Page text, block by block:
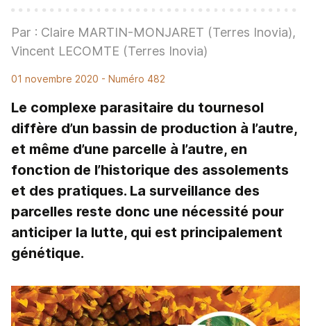
Par : Claire MARTIN-MONJARET (Terres Inovia),
Vincent LECOMTE (Terres Inovia)
01 novembre 2020 - Numéro 482
Le complexe parasitaire du tournesol
diffère d’un bassin de production à l’autre,
et même d’une parcelle à l’autre, en
fonction de l’historique des assolements
et des pratiques. La surveillance des
parcelles reste donc une nécessité pour
anticiper la lutte, qui est principalement
génétique.